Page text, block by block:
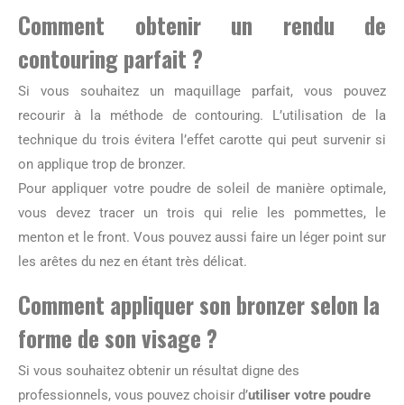
Comment obtenir un rendu de
contouring parfait ?
Si vous souhaitez un maquillage parfait, vous pouvez
recourir à la méthode de contouring. L’utilisation de la
technique du trois évitera l’effet carotte qui peut survenir si
on applique trop de bronzer.
Pour appliquer votre poudre de soleil de manière optimale,
vous devez tracer un trois qui relie les pommettes, le
menton et le front. Vous pouvez aussi faire un léger point sur
les arêtes du nez en étant très délicat.
Comment appliquer son bronzer selon la
forme de son visage ?
Si vous souhaitez obtenir un résultat digne des
professionnels, vous pouvez choisir d’utiliser votre poudre